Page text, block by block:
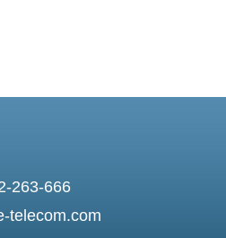
263-666
telecom.com